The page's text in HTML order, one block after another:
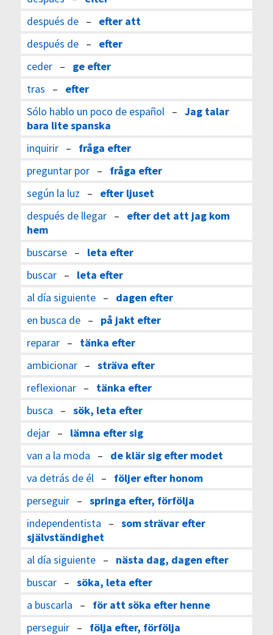
después de– efter att
después de– efter
ceder– ge efter
tras – efter
Sólo hablo un poco de español– Jag talar
bara lite spanska
inquirir– fråga efter
preguntar por– fråga efter
según la luz – efter ljuset
después de llegar– efter det att jag kom
hem
buscarse– leta efter
buscar– leta efter
al día siguiente– dagen efter
en busca de– på jakt efter
reparar– tänka efter
ambicionar– sträva efter
reflexionar– tänka efter
busca – sök, leta efter
dejar– lämna efter sig
van a la moda – de klär sig efter modet
va detrás de él– följer efter honom
perseguir– springa efter, förfölja
independentista – som strävar efter
självständighet
al día siguiente– nästa dag, dagen efter
buscar– söka, leta efter
a buscarla – för att söka efter henne
perseguir– följa efter, förfölja